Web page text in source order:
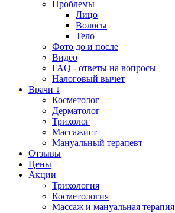
Проблемы
Лицо
Волосы
Тело
Фото до и после
Видео
FAQ - ответы на вопросы
Налоговый вычет
Врачи ↓
Косметолог
Дерматолог
Трихолог
Массажист
Мануальный терапевт
Отзывы
Цены
Акции
Трихология
Косметология
Массаж и мануальная терапия